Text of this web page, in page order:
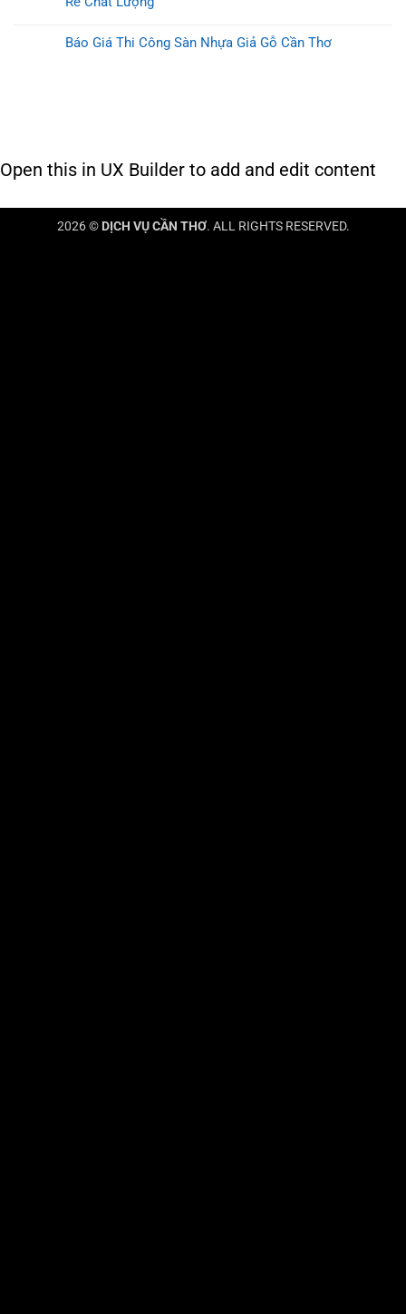
Báo Giá Thi Công Sàn Nhựa Giả Gỗ Cần Thơ
Open this in UX Builder to add and edit content
2026 © DỊCH VỤ CẦN THƠ. ALL RIGHTS RESERVED.